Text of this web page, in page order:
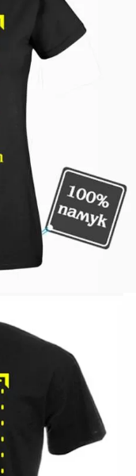
върху
печат, а не
в текстила и
се усеща
да се
в сушилня.
/